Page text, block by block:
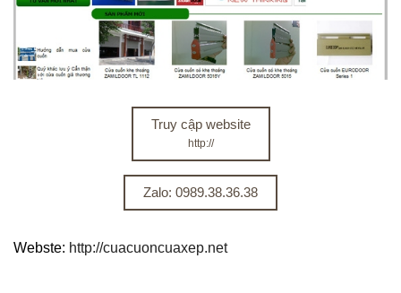
Truy cập website
http://
Zalo: 0989.38.36.38
Webste: http://cuacuoncuaxep.net